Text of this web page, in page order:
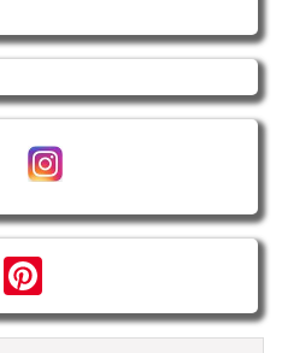
google_bookmarks